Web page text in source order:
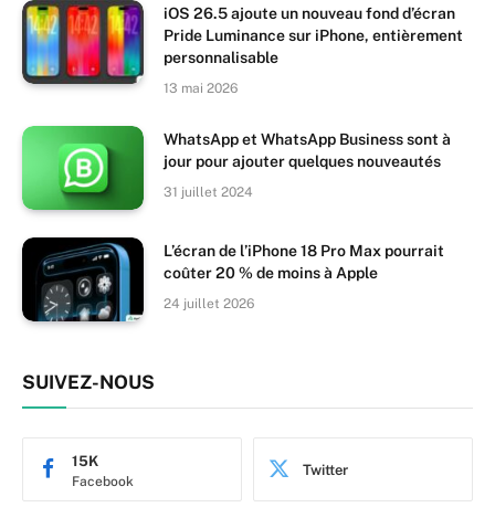
iOS 26.5 ajoute un nouveau fond d’écran
Pride Luminance sur iPhone, entièrement
personnalisable
13 mai 2026
WhatsApp et WhatsApp Business sont à
jour pour ajouter quelques nouveautés
31 juillet 2024
L’écran de l’iPhone 18 Pro Max pourrait
coûter 20 % de moins à Apple
24 juillet 2026
SUIVEZ-NOUS
Facebook
15K Twitter